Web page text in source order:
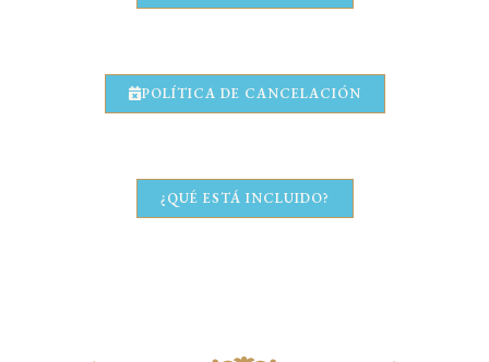
POLÍTICA DE CANCELACIÓN
¿QUÉ ESTÁ INCLUIDO?